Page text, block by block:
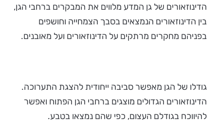
הדינוזאורים של גן המדע מלווים את המבקרים ברחבי הגן,
בין הדינוזאורים הנמצאים בסבך הצמחייה וחושפים
בפניהם מחקרים מרתקים על הדינוזאורים ועל מאובנים.
גודלו של הגן מאפשר סביבה ייחודית להצגת התערוכה.
הדינוזאורים הגדולים מוצגים ברחבי הגן הפתוח ואפשר
להיווכח בגודלם העצום, כפי שהם נמצאו בטבע.